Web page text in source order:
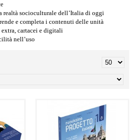
realtà socioculturale dell’Italia di oggi
e completa i contenuti delle unità
cartacei e digitali
nell’uso